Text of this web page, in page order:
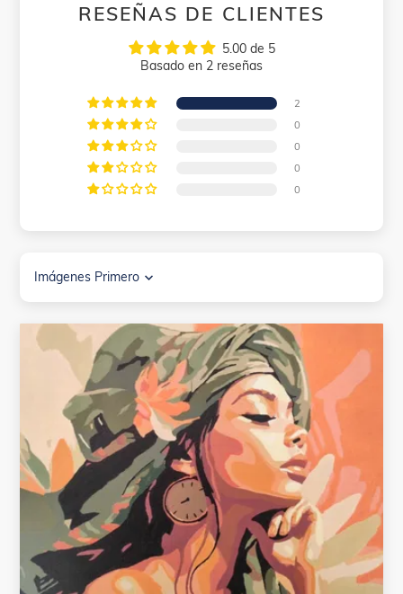
RESEÑAS DE CLIENTES
5.00 de 5
Basado en 2 reseñas
2
0
0
0
0
Sort by